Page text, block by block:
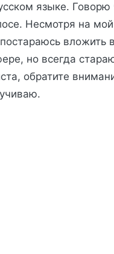
языке. Говорю
Несмотря на
вложить
но всегда
обратите